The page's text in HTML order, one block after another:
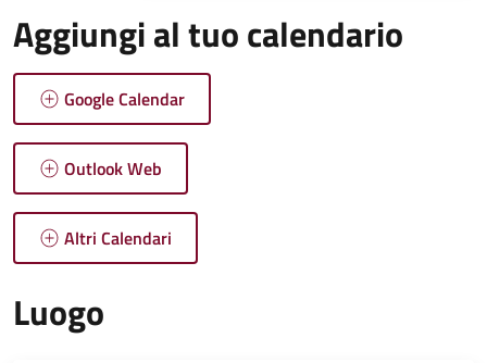
Aggiungi al tuo calendario
Google Calendar
Outlook Web
Altri Calendari
Luogo